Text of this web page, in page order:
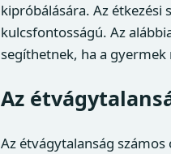
kipróbálására. Az étkezési
kulcsfontosságú. Az
segíthetnek, ha a
Az
Az étvágytalanság